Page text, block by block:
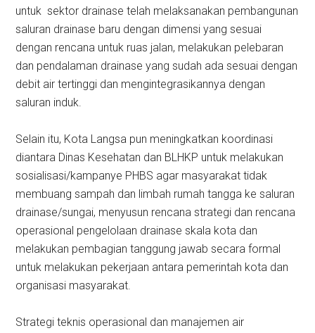
untuk sektor drainase telah melaksanakan pembangunan
saluran drainase baru dengan dimensi yang sesuai
dengan rencana untuk ruas jalan, melakukan pelebaran
dan pendalaman drainase yang sudah ada sesuai dengan
debit air tertinggi dan mengintegrasikannya dengan
saluran induk.
Selain itu, Kota Langsa pun meningkatkan koordinasi
diantara Dinas Kesehatan dan BLHKP untuk melakukan
sosialisasi/kampanye PHBS agar masyarakat tidak
membuang sampah dan limbah rumah tangga ke saluran
drainase/sungai, menyusun rencana strategi dan rencana
operasional pengelolaan drainase skala kota dan
melakukan pembagian tanggung jawab secara formal
untuk melakukan pekerjaan antara pemerintah kota dan
organisasi masyarakat.
Strategi teknis operasional dan manajemen air